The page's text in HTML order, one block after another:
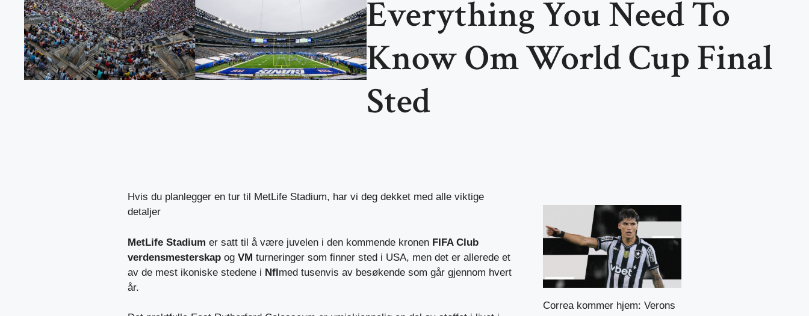
Everything You Need To
Know Om World Cup Final
Sted
Hvis du planlegger en tur til MetLife Stadium, har vi deg dekket med alle viktige
detaljer
MetLife Stadium er satt til å være juvelen i den kommende kronen FIFA Club
verdensmesterskap og VM turneringer som finner sted i USA, men det er allerede et
av de mest ikoniske stedene i Nflmed tusenvis av besøkende som går gjennom hvert
år.
Correa kommer hjem: Verons